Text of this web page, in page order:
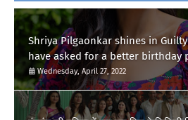
Shriya Pilgaonkar shines in
have asked for a better birthday
Wednesday, April 27, 2022